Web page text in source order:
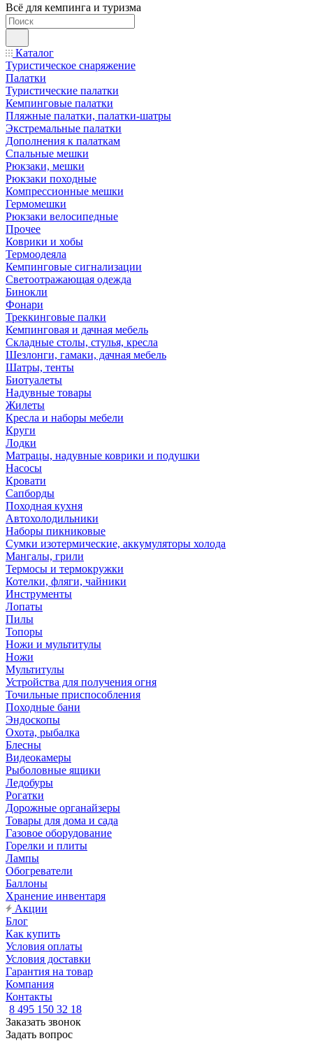
Всё для кемпинга и туризма
Каталог
Туристическое снаряжение
Палатки
Туристические палатки
Кемпинговые палатки
Пляжные палатки, палатки-шатры
Экстремальные палатки
Дополнения к палаткам
Спальные мешки
Рюкзаки, мешки
Рюкзаки походные
Компрессионные мешки
Гермомешки
Рюкзаки велосипедные
Прочее
Коврики и хобы
Термоодеяла
Кемпинговые сигнализации
Светоотражающая одежда
Бинокли
Фонари
Треккинговые палки
Кемпинговая и дачная мебель
Складные столы, стулья, кресла
Шезлонги, гамаки, дачная мебель
Шатры, тенты
Биотуалеты
Надувные товары
Жилеты
Кресла и наборы мебели
Круги
Лодки
Матрацы, надувные коврики и подушки
Насосы
Кровати
Сапборды
Походная кухня
Автохолодильники
Наборы пикниковые
Сумки изотермические, аккумуляторы холода
Мангалы, грили
Термосы и термокружки
Котелки, фляги, чайники
Инструменты
Лопаты
Пилы
Топоры
Ножи и мультитулы
Ножи
Мультитулы
Устройства для получения огня
Точильные приспособления
Походные бани
Эндоскопы
Охота, рыбалка
Блесны
Видеокамеры
Рыболовные ящики
Ледобуры
Рогатки
Дорожные органайзеры
Товары для дома и сада
Газовое оборудование
Горелки и плиты
Лампы
Обогреватели
Баллоны
Хранение инвентаря
Акции
Блог
Как купить
Условия оплаты
Условия доставки
Гарантия на товар
Компания
Контакты
8 495 150 32 18
Заказать звонок
Задать вопрос